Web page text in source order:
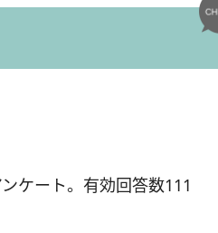
ケート。有効回答数111